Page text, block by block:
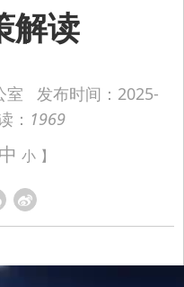
解读
室 发布时间： 2025-
： 1969
中 小 】